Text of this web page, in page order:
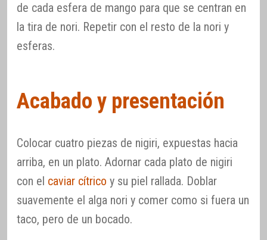
de cada esfera de mango para que se centran en
la tira de nori. Repetir con el resto de la nori y
esferas.
Acabado y presentación
Colocar cuatro piezas de nigiri, expuestas hacia
arriba, en un plato. Adornar cada plato de nigiri
con el caviar cítrico y su piel rallada. Doblar
suavemente el alga nori y comer como si fuera un
taco, pero de un bocado.